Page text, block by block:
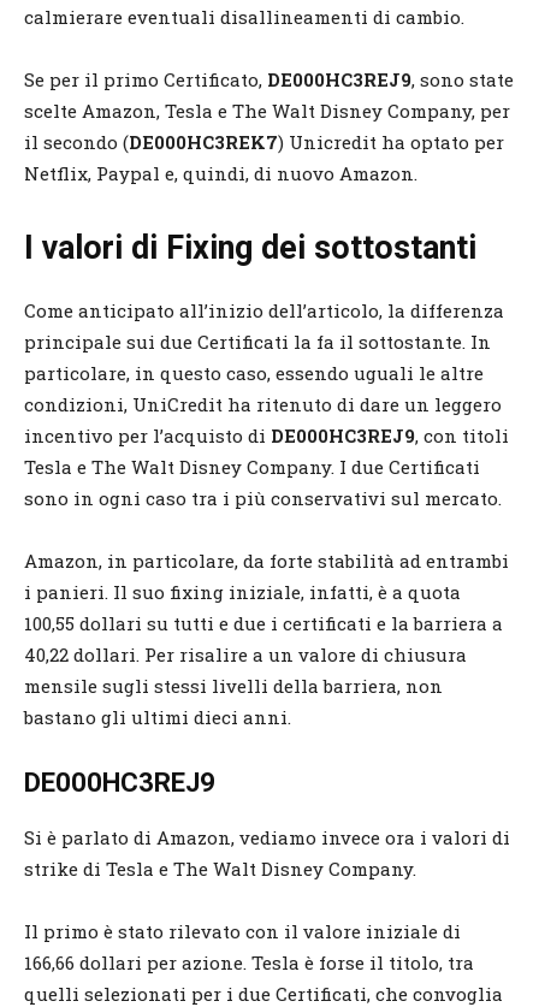
calmierare eventuali disallineamenti di cambio.
Se per il primo Certificato, DE000HC3REJ9, sono state
scelte Amazon, Tesla e The Walt Disney Company, per
il secondo (DE000HC3REK7) Unicredit ha optato per
Netflix, Paypal e, quindi, di nuovo Amazon.
I valori di Fixing dei sottostanti
Come anticipato all’inizio dell’articolo, la differenza
principale sui due Certificati la fa il sottostante. In
particolare, in questo caso, essendo uguali le altre
condizioni, UniCredit ha ritenuto di dare un leggero
incentivo per l’acquisto di DE000HC3REJ9, con titoli
Tesla e The Walt Disney Company. I due Certificati
sono in ogni caso tra i più conservativi sul mercato.
Amazon, in particolare, da forte stabilità ad entrambi
i panieri. Il suo fixing iniziale, infatti, è a quota
100,55 dollari su tutti e due i certificati e la barriera a
40,22 dollari. Per risalire a un valore di chiusura
mensile sugli stessi livelli della barriera, non
bastano gli ultimi dieci anni.
DE000HC3REJ9
Si è parlato di Amazon, vediamo invece ora i valori di
strike di Tesla e The Walt Disney Company.
Il primo è stato rilevato con il valore iniziale di
166,66 dollari per azione. Tesla è forse il titolo, tra
quelli selezionati per i due Certificati, che convoglia